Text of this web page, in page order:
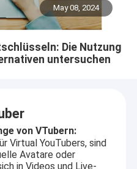
May 08, 2024
Die Nutzung
untersuchen
von VTubern:
Virtual YouTubers, sind
Avatare oder
in Videos und Live-